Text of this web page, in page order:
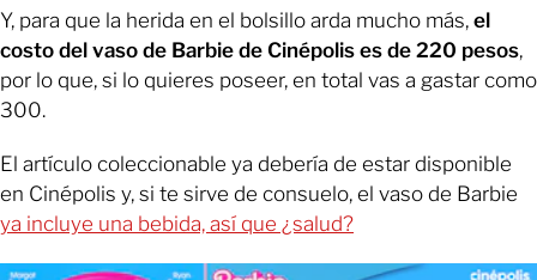
Y, para que la herida en el bolsillo arda mucho más, el
costo del vaso de Barbie de Cinépolis es de 220 pesos,
por lo que, si lo quieres poseer, en total vas a gastar como
300.
El artículo coleccionable ya debería de estar disponible
en Cinépolis y, si te sirve de consuelo, el vaso de Barbie
ya incluye una bebida, así que ¿salud?